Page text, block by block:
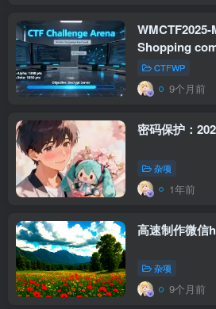
Shopping
CTFWP
9个月前
密码保护：
杂项
1年前
高速制作微信
杂项
9个月前